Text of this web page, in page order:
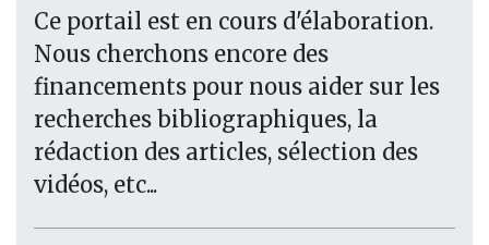
Ce portail est en cours d'élaboration.
Nous cherchons encore des
financements pour nous aider sur les
recherches bibliographiques, la
rédaction des articles, sélection des
vidéos, etc...